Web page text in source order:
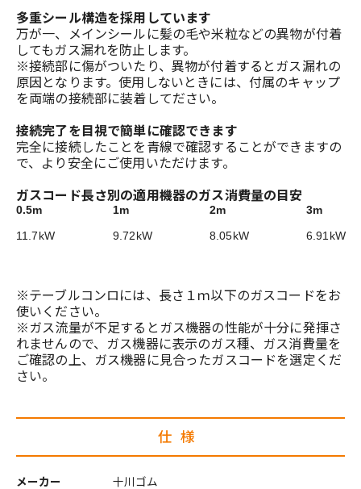
多重シール構造を採用しています
万が一、メインシールに髪の毛や米粒などの異物が付着
してもガス漏れを防止します。
※接続部に傷がついたり、異物が付着するとガス漏れの
原因となります。使用しないときには、付属のキャップ
を両端の接続部に装着してださい。
接続完了を目視で簡単に確認できます
完全に接続したことを青線で確認することができますの
で、より安全にご使用いただけます。
ガスコード長さ別の適用機器のガス消費量の目安
0.5m 1m 2m 3m
11.7kW 9.72kW 8.05kW 6.91kW
※テーブルコンロには、長さ１ｍ以下のガスコードをお
使いください。
※ガス流量が不足するとガス機器の性能が十分に発揮さ
れませんので、ガス機器に表示のガス種、ガス消費量を
ご確認の上、ガス機器に見合ったガスコードを選定くだ
さい。
仕様
メーカー 十川ゴム